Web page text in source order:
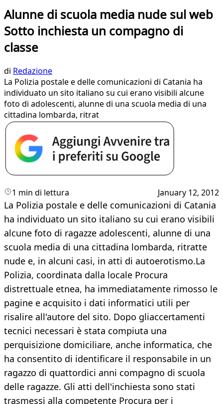
Alunne di scuola media nude sul web
Sotto inchiesta un compagno di
classe
di Redazione
​La Polizia postale e delle comunicazioni di Catania ha
individuato un sito italiano su cui erano visibili alcune
foto di adolescenti, alunne di una scuola media di una
cittadina lombarda, ritrat
1 min di lettura January 12, 2012
La Polizia postale e delle comunicazioni di Catania
ha individuato un sito italiano su cui erano visibili
alcune foto di ragazze adolescenti, alunne di una
scuola media di una cittadina lombarda, ritratte
nude e, in alcuni casi, in atti di autoerotismo.La
Polizia, coordinata dalla locale Procura
distrettuale etnea, ha immediatamente rimosso le
pagine e acquisito i dati informatici utili per
risalire all'autore del sito. Dopo gliaccertamenti
tecnici necessari è stata compiuta una
perquisizione domiciliare, anche informatica, che
ha consentito di identificare il responsabile in un
ragazzo di quattordici anni compagno di scuola
delle ragazze. Gli atti dell'inchiesta sono stati
trasmessi alla competente Procura per i